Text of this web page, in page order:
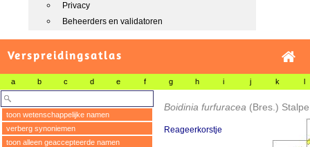
Privacy
Beheerders en validatoren
Verspreidingsatlas
a b c d e f g h i j k l
toon wetenschappelijke namen
verberg synoniemen
toon alleen geaccepteerde namen
Boidinia furfuracea (Bres.)
Reageerkorstje